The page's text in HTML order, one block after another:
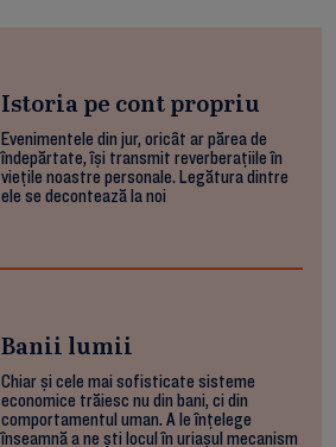
Istoria pe cont propriu
Evenimentele din jur, oricât ar părea de
îndepărtate, își transmit reverberațiile în
viețile noastre personale. Legătura dintre
ele se decontează la noi
Banii lumii
Chiar și cele mai sofisticate sisteme
economice trăiesc nu din bani, ci din
comportamentul uman. A le înțelege
înseamnă a ne ști locul în uriașul mecanism